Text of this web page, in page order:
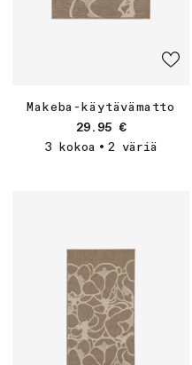
Makeba-käytävämatto
Normaalihinta
29.95 €
3 kokoa • 2 väriä